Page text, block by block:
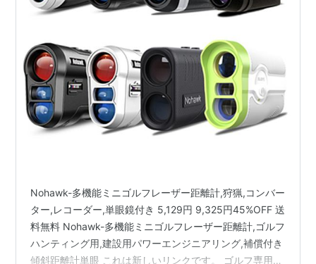
Nohawk-多機能ミニゴルフレーザー距離計,狩猟,コンバー
ター,レコーダー,単眼鏡付き 5,129円 9,325円45%OFF 送
料無料 Nohawk-多機能ミニゴルフレーザー距離計,ゴルフ
ハンティング用,建設用パワーエンジニアリング,補償付き
傾斜距離計単眼 これは新しいリンクです。 ゴルフ専用の